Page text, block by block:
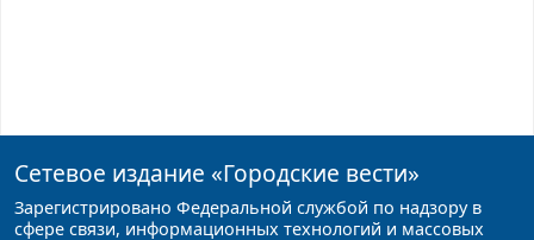
Сетевое издание «Городские вести»
Зарегистрировано Федеральной службой по надзору в
сфере связи, информационных технологий и массовых